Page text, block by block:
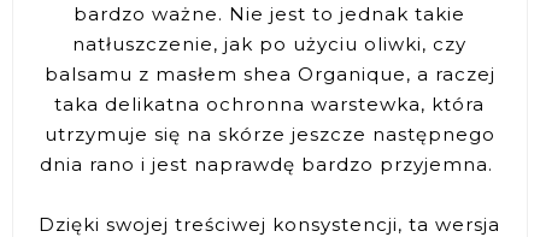
bardzo ważne. Nie jest to jednak takie
natłuszczenie, jak po użyciu oliwki, czy
balsamu z masłem shea Organique, a raczej
taka delikatna ochronna warstewka, która
utrzymuje się na skórze jeszcze następnego
dnia rano i jest naprawdę bardzo przyjemna.
Dzięki swojej treściwej konsystencji, ta wersja